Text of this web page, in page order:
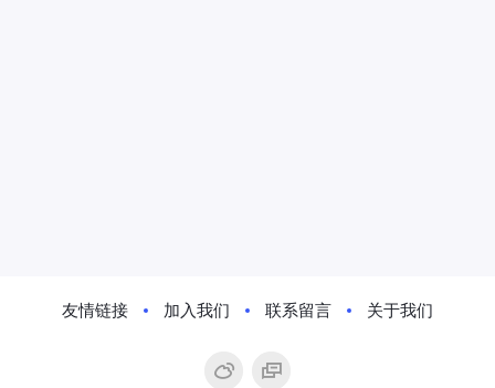
友情链接 加入我们 联系留言 关于我们